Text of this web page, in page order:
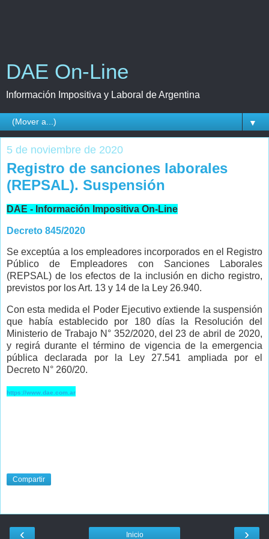
DAE On-Line
Información Impositiva y Laboral de Argentina
▼
5 de noviembre de 2020
Registro de sanciones laborales
(REPSAL). Suspensión
DAE - Información Impositiva On-Line
Decreto 845/2020
Se exceptúa a los empleadores incorporados en el Registro
Público de Empleadores con Sanciones Laborales
(REPSAL) de los efectos de la inclusión en dicho registro,
previstos por los Art. 13 y 14 de la Ley 26.940.
Con esta medida el Poder Ejecutivo extiende la suspensión
que había establecido por 180 días la Resolución del
Ministerio de Trabajo N° 352/2020, del 23 de abril de 2020,
y regirá durante el término de vigencia de la emergencia
pública declarada por la Ley 27.541 ampliada por el
Decreto N° 260/20.
https://www.dae.com.ar
Compartir
‹ ›
Inicio